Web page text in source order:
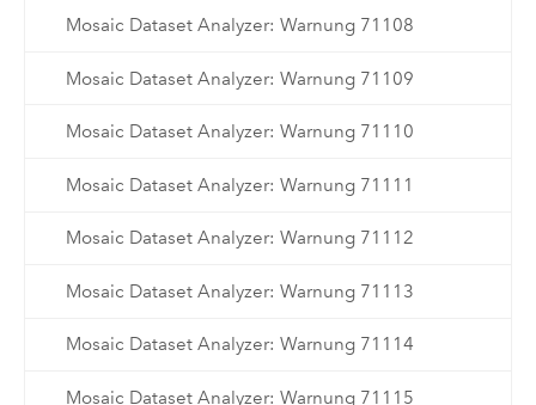
Mosaic Dataset Analyzer: Warnung 71108
Mosaic Dataset Analyzer: Warnung 71109
Mosaic Dataset Analyzer: Warnung 71110
Mosaic Dataset Analyzer: Warnung 71111
Mosaic Dataset Analyzer: Warnung 71112
Mosaic Dataset Analyzer: Warnung 71113
Mosaic Dataset Analyzer: Warnung 71114
Mosaic Dataset Analyzer: Warnung 71115